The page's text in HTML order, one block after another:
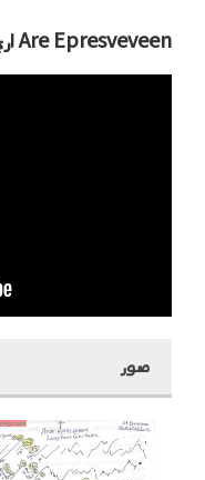
Are Epresveveen اري ابريسفيفيين
صور